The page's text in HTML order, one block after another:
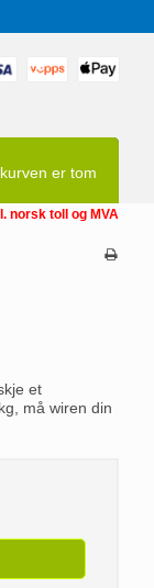
er tom
norsk toll og MVA
et
må wiren din